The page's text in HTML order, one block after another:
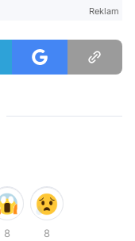
Reklam
8 8